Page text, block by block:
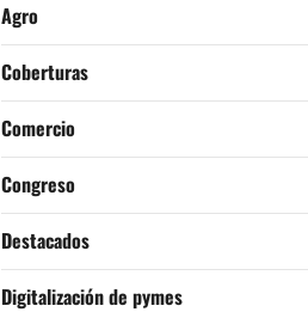
Agro
Coberturas
Comercio
Congreso
Destacados
Digitalización de pymes